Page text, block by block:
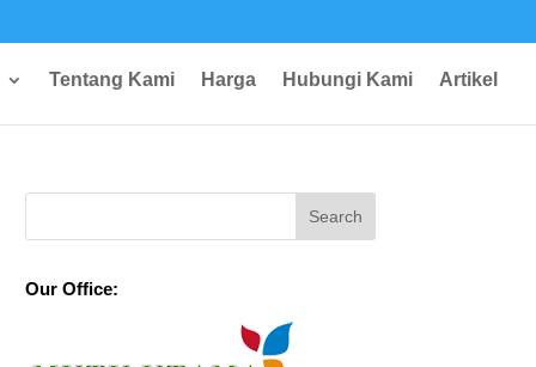
Tentang Kami Harga Hubungi Kami Artikel
Our Office: